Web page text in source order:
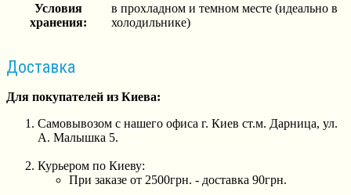
Условия
хранения:
в прохладном и темном месте (идеально в
холодильнике)
Доставка
Для покупателей из Киева:
Самовывозом с нашего офиса г. Киев ст.м. Дарница, ул.
А. Малышка 5.
Курьером по Киеву:
При заказе от 2500грн. - доставка 90грн.